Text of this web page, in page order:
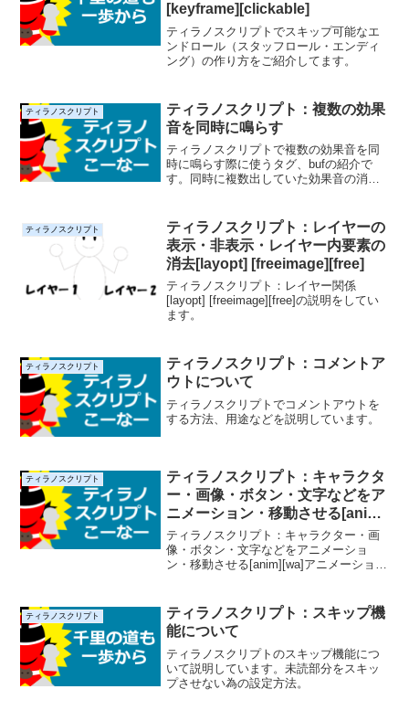
[keyframe][clickable]
ティラノスクリプトでスキップ可能なエ
ンドロール（スタッフロール・エンディ
ング）の作り方をご紹介してます。
ティラノスクリプト
ティラノスクリプト：複数の効果
音を同時に鳴らす
ティラノスクリプトで複数の効果音を同
時に鳴らす際に使うタグ、bufの紹介で
す。同時に複数出していた効果音の消し
ティラノスクリプト
ティラノスクリプト：レイヤーの
表示・非表示・レイヤー内要素の
消去[layopt] [freeimage][free]
ティラノスクリプト：レイヤー関係
[layopt] [freeimage][free]の説明をしてい
ます。
ティラノスクリプト
ティラノスクリプト：コメントア
ウトについて
ティラノスクリプトでコメントアウトを
する方法、用途などを説明しています。
ティラノスクリプト
ティラノスクリプト：キャラクタ
ー・画像・ボタン・文字などをア
ニメーション・移動させる[anim]
[wa]
ティラノスクリプト：キャラクター・画
像・ボタン・文字などをアニメーショ
ン・移動させる[anim][wa]アニメーション
ティラノスクリプト
ティラノスクリプト：スキップ機
能について
ティラノスクリプトのスキップ機能につ
いて説明しています。未読部分をスキッ
プさせない為の設定方法。